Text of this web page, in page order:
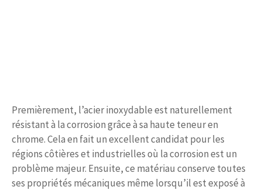
Premièrement, l’acier inoxydable est naturellement
résistant à la corrosion grâce à sa haute teneur en
chrome. Cela en fait un excellent candidat pour les
régions côtières et industrielles où la corrosion est un
problème majeur. Ensuite, ce matériau conserve toutes
ses propriétés mécaniques même lorsqu’il est exposé à